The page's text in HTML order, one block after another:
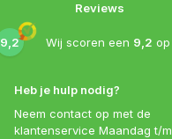
Heb je hulp nodig?
Neem contact op met de
klantenservice Maandag t/m
Reviews
9,2 Wij scoren een 9,2 op